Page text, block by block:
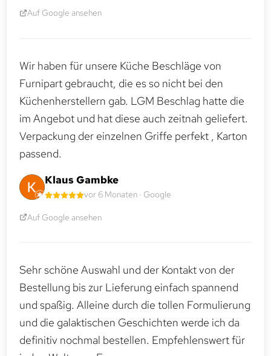
Auf Google ansehen
Wir haben für unsere Küche Beschläge von
Furnipart gebraucht, die es so nicht bei den
Küchenherstellern gab. LGM Beschlag hatte die
im Angebot und hat diese auch zeitnah geliefert.
Verpackung der einzelnen Griffe perfekt , Karton
passend.
Klaus Gambke
vor 6 Monaten · Google
Auf Google ansehen
Sehr schöne Auswahl und der Kontakt von der
Bestellung bis zur Lieferung einfach spannend
und spaßig. Alleine durch die tollen Formulierung
und die galaktischen Geschichten werde ich da
definitiv nochmal bestellen. Empfehlenswert für